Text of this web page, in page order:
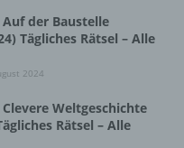
der Baustelle
Tägliches Rätsel – Alle
2024
Weltgeschichte
Rätsel – Alle
das Erfassen, die
die Speicherung,
das
die Verwendung,
Form der
oder die